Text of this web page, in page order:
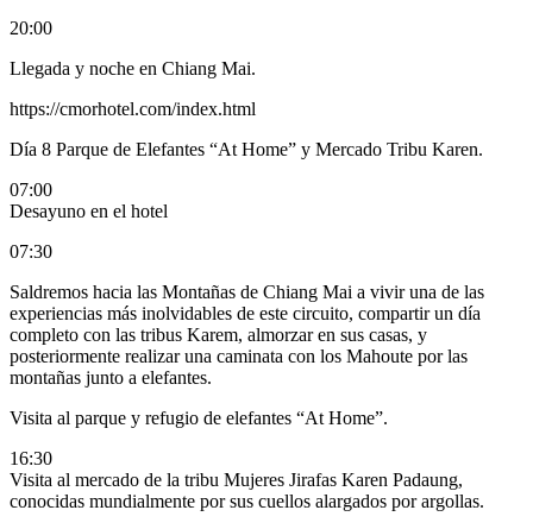
20:00
Llegada y noche en Chiang Mai.
https://cmorhotel.com/index.html
Día 8 Parque de Elefantes “At Home” y Mercado Tribu Karen.
07:00
Desayuno en el hotel
07:30
Saldremos hacia las Montañas de Chiang Mai a vivir una de las
experiencias más inolvidables de este circuito, compartir un día
completo con las tribus Karem, almorzar en sus casas, y
posteriormente realizar una caminata con los Mahoute por las
montañas junto a elefantes.
Visita al parque y refugio de elefantes “At Home”.
16:30
Visita al mercado de la tribu Mujeres Jirafas Karen Padaung,
conocidas mundialmente por sus cuellos alargados por argollas.